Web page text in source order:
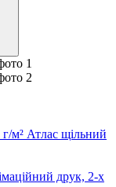
м² Атлас щільний
друк, 2-х